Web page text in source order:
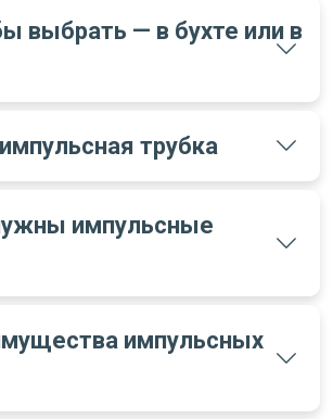
выбрать — в бухте или в
трубка
импульсные
импульсных